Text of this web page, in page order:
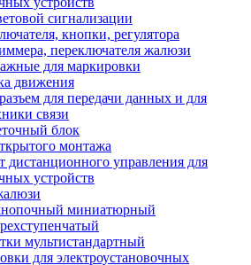
сигнализации
кнопки, регулятора
переключателя жалюзи
для маркировки
движения
для передачи данных и для
связи
блок
монтажа
дистанционного управления для
устройств
миниатюрный
мультистандартный
для электроустановочных